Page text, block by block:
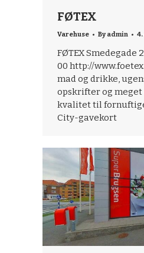
FØTEX
Varehuse Byadmin 4.
FØTEX Smedegade
00 http://
mad og drikke,
opskrifter og meget
kvalitet til
City-gavekort